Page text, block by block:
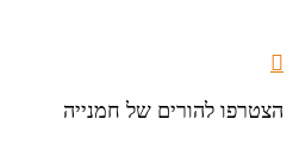
הצטרפו להורים של חמנייה